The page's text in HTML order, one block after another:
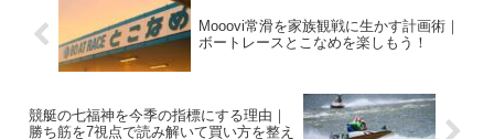
Mooovi常滑を家族観戦に生かす計画術｜
ボートレースとこなめを楽しもう！
競艇の七福神を今季の指標にする理由｜
勝ち筋を7視点で読み解いて買い方を整え